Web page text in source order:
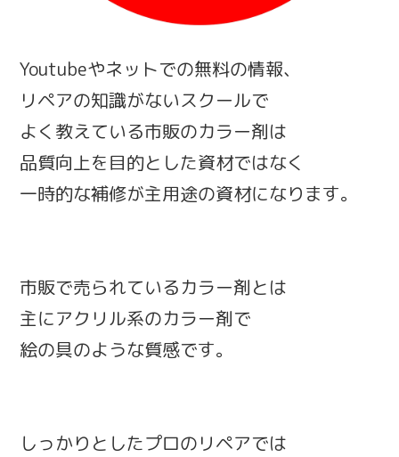
Youtubeやネットでの無料の情報、
リペアの知識がないスクールで
よく教えている市販のカラー剤は
品質向上を目的とした資材ではなく
一時的な補修が主用途の資材になります。
市販で売られているカラー剤とは
主にアクリル系のカラー剤で
絵の具のような質感です。
しっかりとしたプロのリペアでは